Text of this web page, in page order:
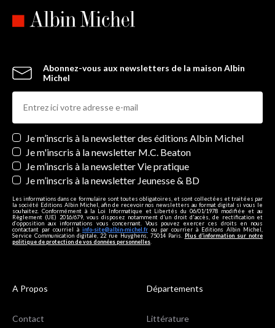
Abonnez-vous aux newsletters de la maison Albin
Michel
Newsletters
Je m’inscris à la newsletter des éditions Albin Michel
Je m'inscris à la newsletter M.C. Beaton
Je m’inscris à la newsletter Vie pratique
Je m’inscris à la newsletter Jeunesse & BD
Les informations dans ce formulaire sont toutes obligatoires, et sont collectées et traitées par
la société Editions Albin Michel, afin de recevoir nos newsletters au format digital si vous le
souhaitez. Conformément à la Loi Informatique et Libertés du 06/01/1978 modifiée et au
Règlement (UE) 2016/679, vous disposez notamment d'un droit d'accès, de rectification et
d’opposition aux informations vous concernant. Vous pouvez exercer ces droits en nous
contactant par courriel à info-site@albin-michel.fr ou par courrier à Editions Albin Michel,
Service Communication digitale, 22 rue Huyghens, 75014 Paris. Plus d’information sur notre
politique de protection de vos données personnelles
A Propos
Contact
Départements
Littérature